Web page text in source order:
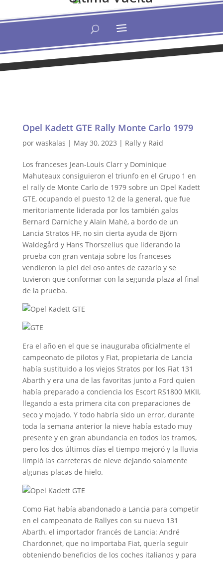
Opel Kadett GTE Rally Monte Carlo 1979
por waskalas | May 30, 2023 | Rally y Raid
Los franceses Jean-Louis Clarr y Dominique
Mahuteaux consiguieron el triunfo en el Grupo 1 en
el rally de Monte Carlo de 1979 sobre un Opel Kadett
GTE, ocupando el puesto 12 de la general, que fue
meritoriamente liderada por los también galos
Bernard Darniche y Alain Mahé, a bordo de un
Lancia Stratos HF, no sin cierta ayuda de Björn
Waldegård y Hans Thorszelius que liderando la
prueba con gran ventaja sobre los franceses
vendieron la piel del oso antes de cazarlo y se
tuvieron que conformar con la segunda plaza al final
de la prueba.
Era el año en el que se inauguraba oficialmente el
campeonato de pilotos y Fiat, propietaria de Lancia
había sustituido a los viejos Stratos por los Fiat 131
Abarth y era una de las favoritas junto a Ford quien
había preparado a conciencia los Escort RS1800 MKII,
llegando a esta primera cita con preparaciones de
seco y mojado. Y todo habría sido un error, durante
toda la semana anterior la nieve había estado muy
presente y en gran abundancia en todos los tramos,
pero los dos últimos días el tiempo mejoró y la lluvia
limpió las carreteras de nieve dejando solamente
algunas placas de hielo.
Como Fiat había abandonado a Lancia para competir
en el campeonato de Rallyes con su nuevo 131
Abarth, el importador francés de Lancia: André
Chardonnet, que no importaba Fiat, quería seguir
obteniendo beneficios de los coches italianos y para